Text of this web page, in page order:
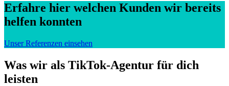
Erfahre hier welchen Kunden wir bereits
helfen konnten
Unser Referenzen einsehen
Was wir als TikTok-Agentur für dich
leisten